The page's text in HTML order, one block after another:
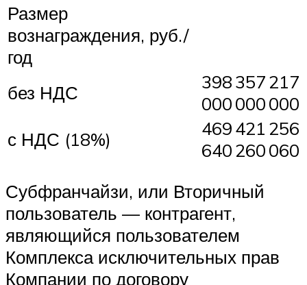
Размер
вознаграждения, руб./
год
без НДС
398
000
357
000
217
000
с НДС (18%)
469
640
421
260
256
060
Субфранчайзи, или Вторичный
пользователь — контрагент,
являющийся пользователем
Комплекса исключительных прав
Компании по договору